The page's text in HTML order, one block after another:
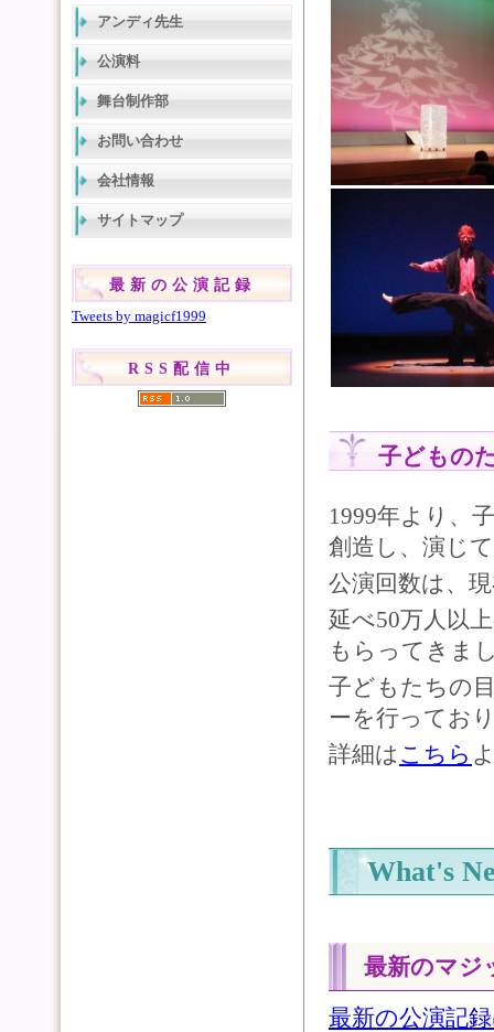
アンディ先生
公演料
舞台制作部
お問い合わせ
会社情報
サイトマップ
最新の公演記録
Tweets by magicf1999
RSS配信中
子どもの
1999年より、
創造し、演じ
公演回数は、
延べ50万人以
もらってきま
子どもたちの
ーを行ってお
詳細は こちら
What's
最新のマジ
最新の公演記